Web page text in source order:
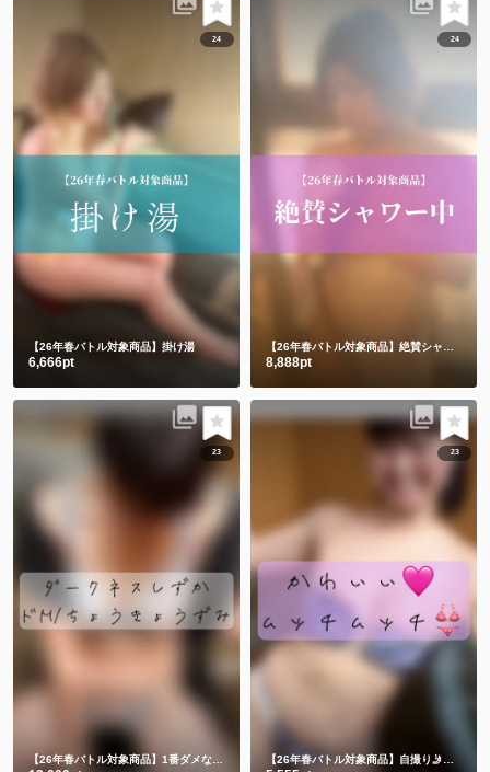
24
【26年春バトル対象商品】掛け湯
6,666pt
24
8,888pt
23
【26年春バトル対象商品】1番ダメなヤツ💔自撮り🤳
23